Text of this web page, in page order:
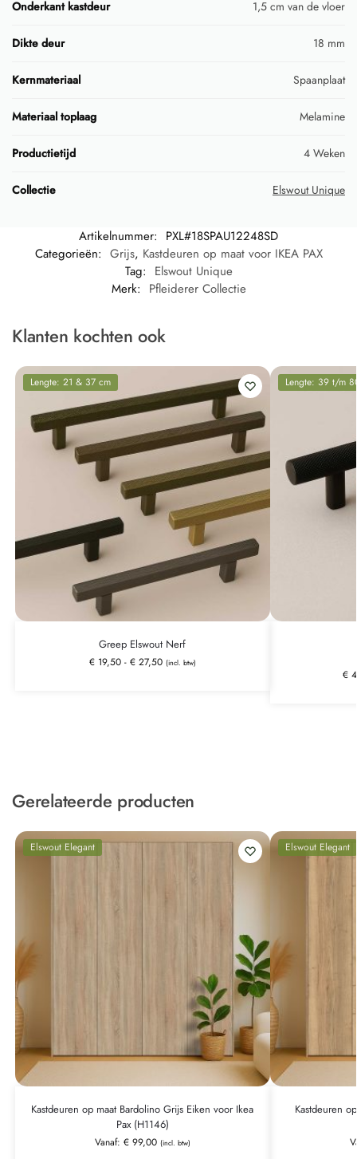
Onderkant kastdeur 1,5 cm van de vloer
Dikte deur 18 mm
Kernmateriaal Spaanplaat
Materiaal toplaag Melamine
Productietijd 4 Weken
Collectie Elswout Unique
Artikelnummer: PXL#18SPAU12248SD
Categorieën: Grijs, Kastdeuren op maat voor IKEA PAX
Tag: Elswout Unique
Merk: Pfleiderer Collectie
Klanten kochten ook
Lengte: 21 & 37 cm
Greep Elswout Nerf
€19,50 - €27,50 (incl. btw)
Lengte: 39 t/m
€
Gerelateerde producten
Elswout Elegant
Kastdeuren op maat Bardolino Grijs Eiken voor Ikea
Pax (H1146)
Vanaf: €99,00 (incl. btw)
Elswout Elegant
Kastdeuren